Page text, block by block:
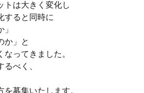
トは大きく変化し
すると同時に
か」と
ってきました。
べく、
募集いたします。